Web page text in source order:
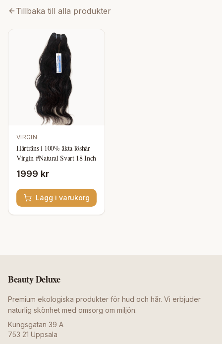
Tillbaka till alla produkter
VIRGIN
Hårträns i 100% äkta löshår
Virgin #Natural Svart 18 Inch
1999 kr
Lägg i varukorg
Beauty Deluxe
Premium ekologiska produkter för hud och hår. Vi erbjuder
naturlig skönhet med omsorg om miljön.
Kungsgatan 39 A
753 21 Uppsala